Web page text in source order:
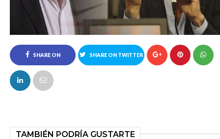
SHARE ON
FACEBOOK
SHARE ON TWITTER
TAMBIÉN PODRÍA GUSTARTE